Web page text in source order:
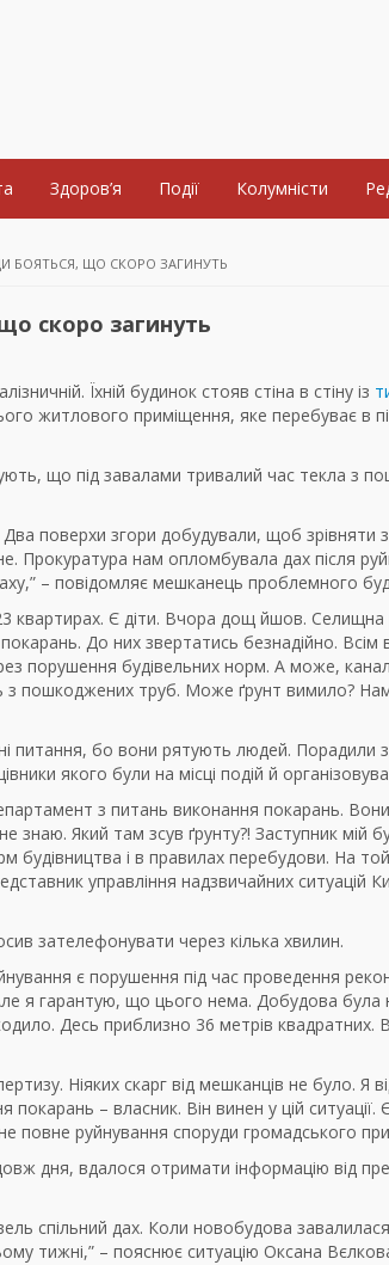
Здоров’я Події Колумністи
БОЯТЬСЯ, ЩО СКОРО ЗАГИНУТЬ
скоро загинуть
Їхній будинок стояв стіна в стіну із
житлового приміщення, яке перебуває в
що під завалами тривалий час текла з
поверхи згори добудували, щоб зрівняти
Прокуратура нам опломбувала дах після
– повідомляє мешканець проблемного
квартирах. Є діти. Вчора дощ йшов.
До них звертатись безнадійно.
порушення будівельних норм. А може,
з пошкоджених труб. Може ґрунт вимило?
питання, бо вони рятують людей. Порадили
якого були на місці подій й
з питань виконання покарань.
Який там зсув ґрунту?! Заступник мій
будівництва і в правилах перебудови. На
управління надзвичайних ситуацій
зателефонувати через кілька хвилин.
є порушення під час проведення
я гарантую, що цього нема. Добудова була
Десь приблизно 36 метрів квадратних.
Ніяких скарг від мешканців не було. Я
– власник. Він винен у цій ситуації.
повне руйнування споруди громадського
дня, вдалося отримати інформацію від
спільний дах. Коли новобудова
тижні,” – пояснює ситуацію Оксана